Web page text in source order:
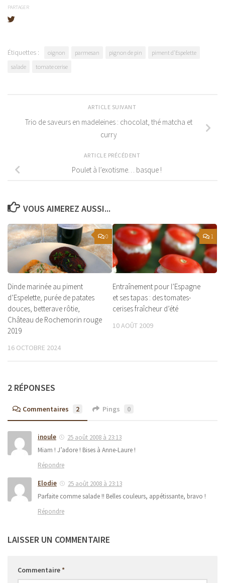
PARTAGER
Étiquettes : oignon parmesan pignon de pin
piment d'Espelette
salade
tomate cerise
ARTICLE SUIVANT
Trio de saveurs en madeleines : chocolat, thé matcha et
curry
ARTICLE PRÉCÉDENT
Poulet à l’exotisme… basque !
VOUS AIMEREZ AUSSI...
0
Dinde marinée au piment
d’Espelette, purée de patates
douces, betterave rôtie,
Château de Rochemorin rouge
2019
16 OCTOBRE 2024
1
Entraînement pour l’Espagne
et ses tapas : des tomates-
cerises fraîcheur d’été
10 AOÛT 2009
2 RÉPONSES
Commentaires 2 Pings 0
inoule
25 août 2008 à 23:13
Miam ! J’adore ! Bises à Anne-Laure !
Répondre
Elodie
25 août 2008 à 23:13
Parfaite comme salade !! Belles couleurs, appétissante, bravo !
Répondre
LAISSER UN COMMENTAIRE
Commentaire*